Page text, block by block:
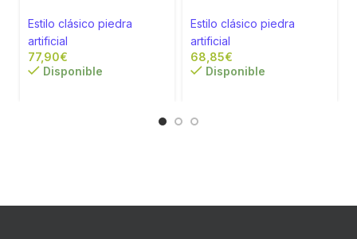
Estilo clásico piedra
artificial
€
Disponible
Estilo clásico piedra
artificial
€
Disponible